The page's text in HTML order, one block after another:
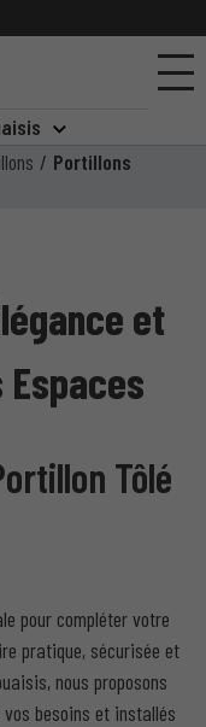
/ Portillons
et
Tôlé
pour compléter votre
pratique, sécurisée et
nous proposons
besoins et installés